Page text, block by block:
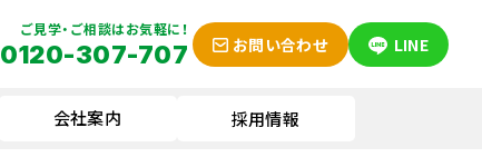
ご見学・ご相談はお気軽に！
0120-307-707 お問い合わせ LINE
会社案内 採用情報